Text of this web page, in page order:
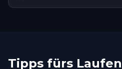
Tipps fürs